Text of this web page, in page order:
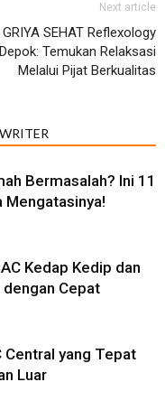
Next article
GRIYA SEHAT Reflexology
Depok: Temukan Relaksasi
Melalui Pijat Berkualitas
Bermasalah? Ini 11
Mengatasinya!
Kedap Kedip dan
dengan Cepat
Central yang Tepat
Luar